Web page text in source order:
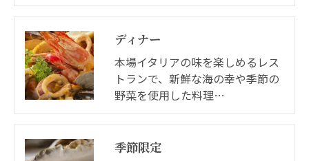
ディナー
本場イタリアの味を楽しめるレス
トランで、新鮮な海の幸や季節の
野菜を使用した料理…
季節限定